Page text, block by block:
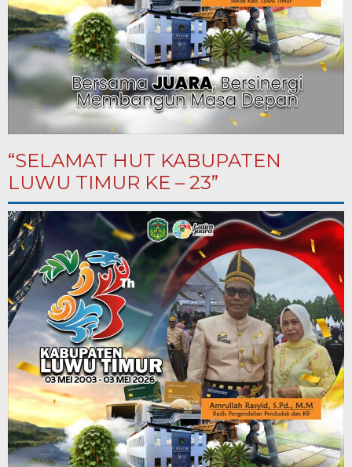
“SELAMAT HUT KABUPATEN
LUWU TIMUR KE – 23”